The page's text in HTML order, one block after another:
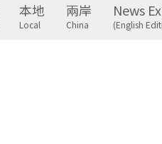
本地
Local
兩岸
China
News
(English